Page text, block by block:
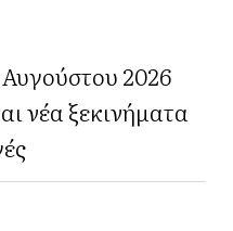
2026
νέα ξεκινήματα